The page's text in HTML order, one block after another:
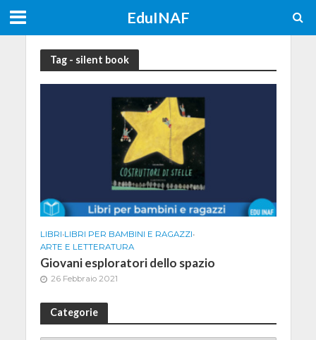
EduINAF
Tag - silent book
LIBRI•LIBRI PER BAMBINI E RAGAZZI•
ARTE E LETTERATURA
Giovani esploratori dello spazio
26 Febbraio 2021
Categorie